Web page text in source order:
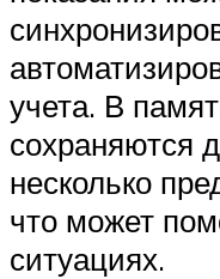
учета. В
сохраняются
несколько
что может
ситуациях.